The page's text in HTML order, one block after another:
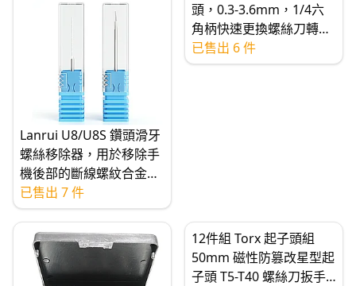
Lanrui U8/U8S 鑽頭滑牙
螺絲移除器，用於移除手
機後部的斷線螺紋合金滑
牙鑽頭移除器
已售出 7 件
頭，0.3-3.6mm，1/4六
角柄快速更換螺絲刀轉接
器，鋁合金
已售出 6 件
12件組 Torx 起子頭組
50mm 磁性防篡改星型起
子頭 T5-T40 螺絲刀扳手